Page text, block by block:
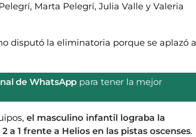
Marta Pelegrí, Julia Valle y Valeria
disputó la eliminatoria porque se aplazó a
de WhatsApp para tener la mejor
el masculino infantil lograba la
a 1 frente a Helios en las pistas oscenses.